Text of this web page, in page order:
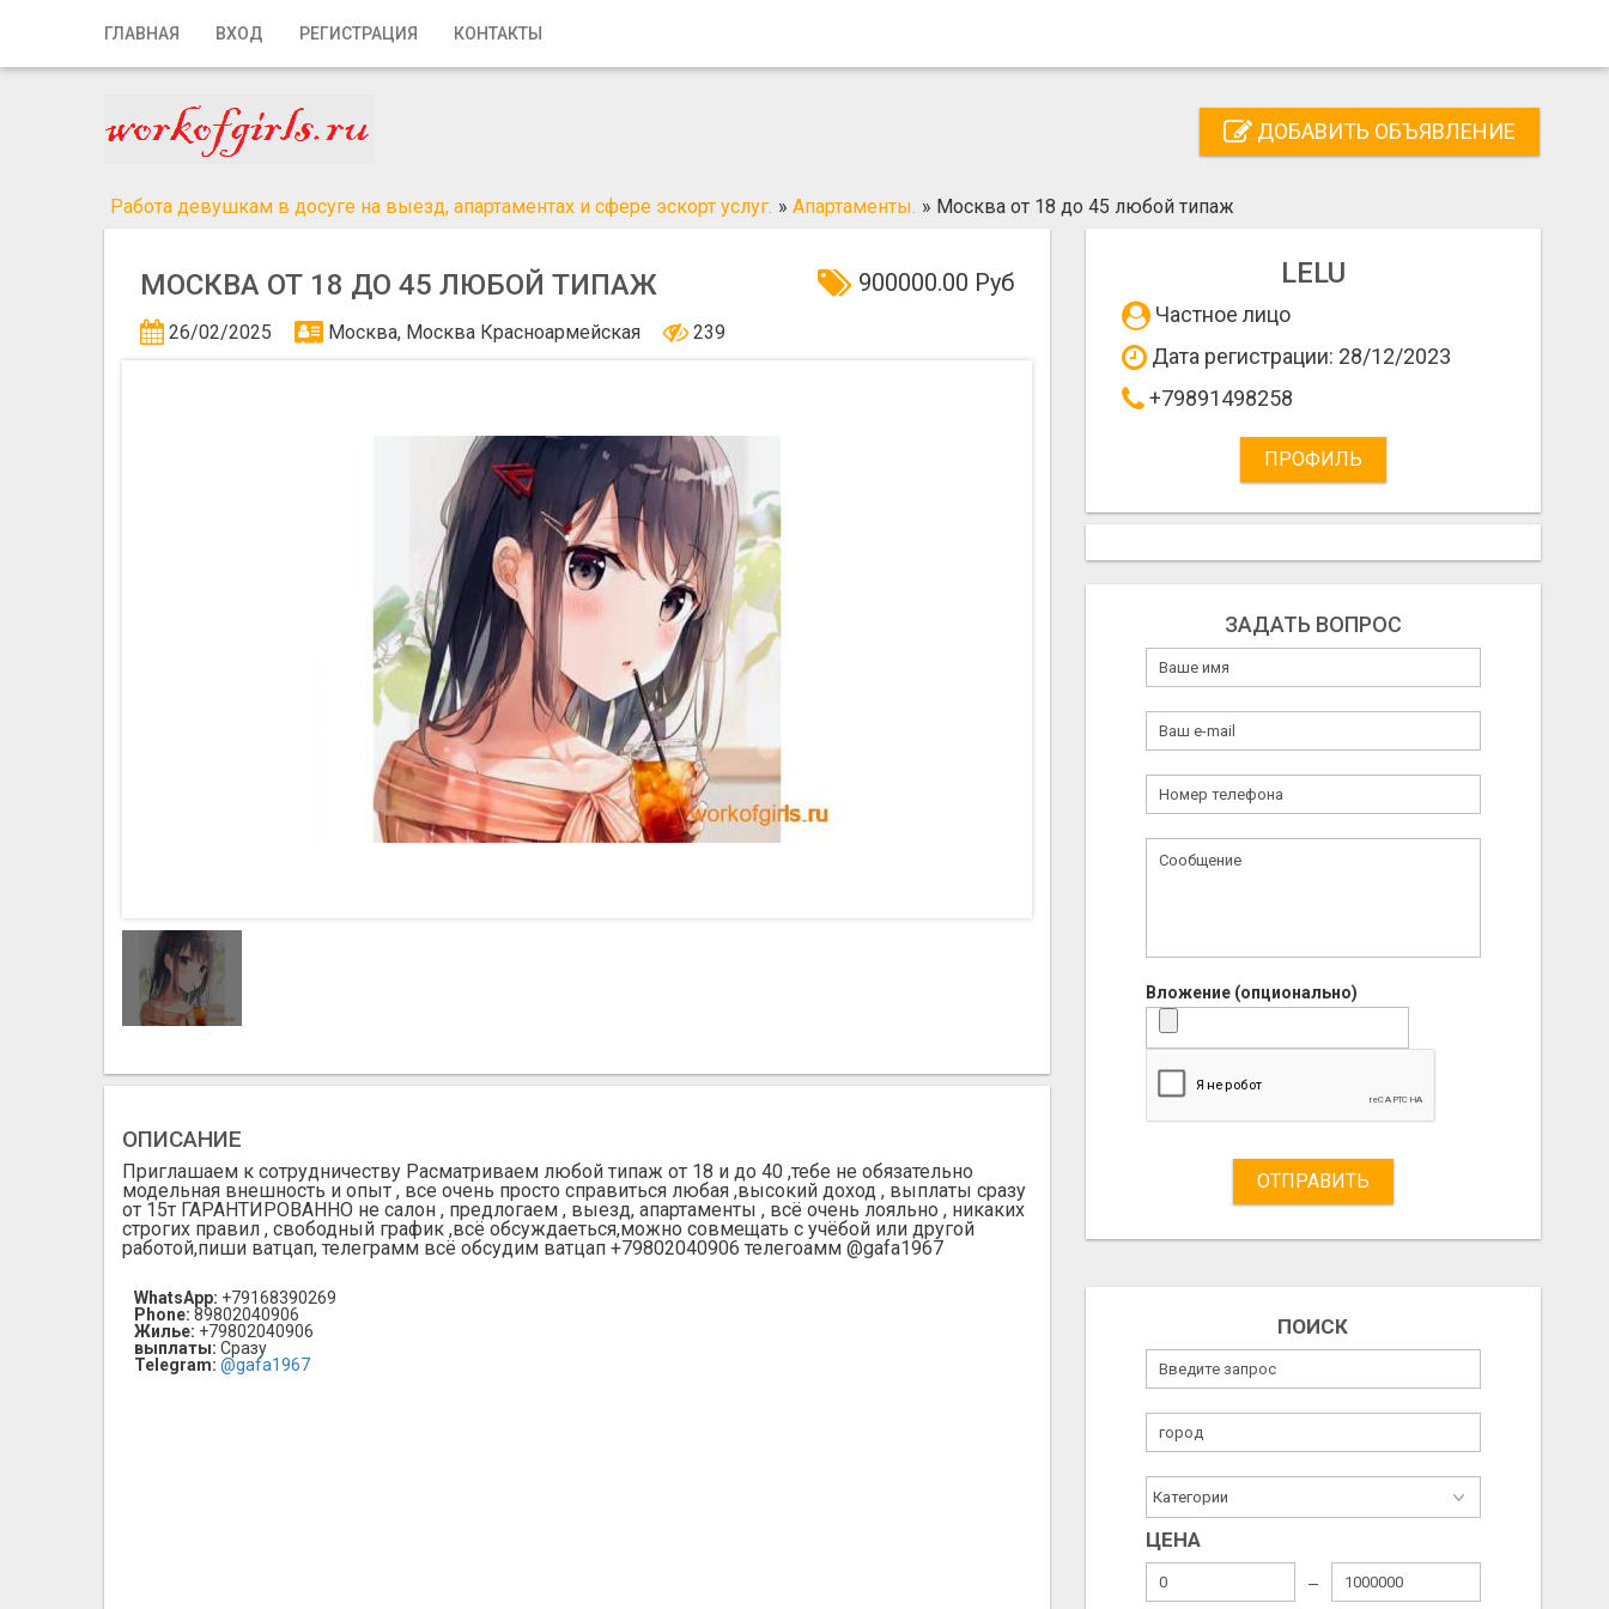
ГЛАВНАЯ ВХОД РЕГИСТРАЦИЯ КОНТАКТЫ
Главная
Регистрация ДОБАВИТЬ ОБЪЯВЛЕНИЕ
Работа девушкам в досуге на выезд, апартаментах и сфере эскорт услуг. » Апартаменты. » Москва от 18 до 45 любой типаж
МОСКВА ОТ 18 ДО 45 ЛЮБОЙ ТИПАЖ 900000.00 Руб
26/02/2025 Москва, Москва Красноармейская 239
ОПИСАНИЕ
Приглашаем к сотрудничеству Расматриваем любой типаж от 18 и до 40 ,тебе не обязательно
модельная внешность и опыт , все очень просто справиться любая ,высокий доход , выплаты сразу
от 15т ГАРАНТИРОВАННО не салон , предлогаем , выезд, апартаменты , всё очень лояльно , никаких
строгих правил , свободный график ,всё обсуждаеться,можно совмещать с учёбой или другой
работой,пиши ватцап, телеграмм всё обсудим ватцап +79802040906 телегоамм @gafa1967
WhatsApp: +79168390269
Phone: 89802040906
Жилье: +79802040906
выплаты: Сразу
Telegram: @gafa1967
LELU
Частное лицо
Дата регистрации: 28/12/2023
+79891498258
ПРОФИЛЬ
ЗАДАТЬ ВОПРОС
Вложение (опционально)
ОТПРАВИТЬ
ПОИСК
ЦЕНА